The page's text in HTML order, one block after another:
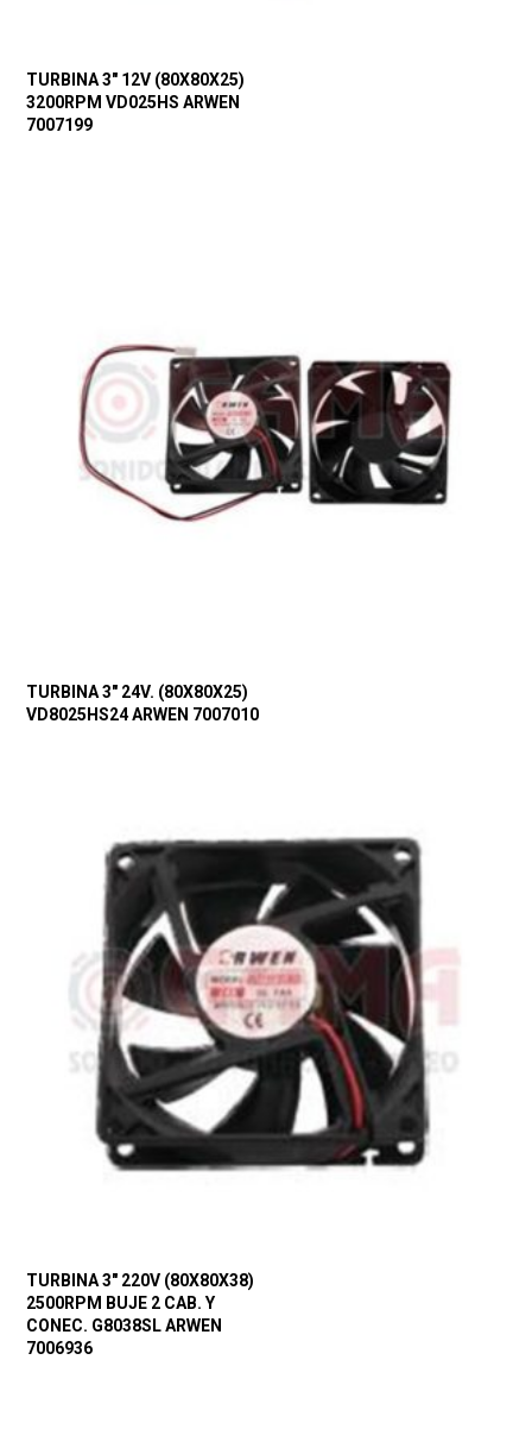
TURBINA 3″ 12V (80X80X25)
3200RPM VD025HS ARWEN
7007199
TURBINA 3″ 24V. (80X80X25)
VD8025HS24 ARWEN 7007010
TURBINA 3″ 220V (80X80X38)
2500RPM BUJE 2 CAB. Y
CONEC. G8038SL ARWEN
7006936